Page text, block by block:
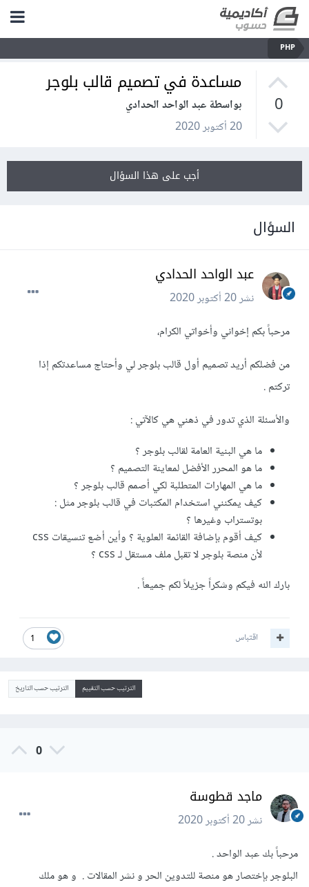
PHP
0
مساعدة في تصميم قالب بلوجر
بواسطة عبد الواحد الحدادي
20 أكتوبر 2020
أجب على هذا السؤال
السؤال
عبد الواحد الحدادي
نشر20 أكتوبر 2020
مرحباً بكم إخواني وأخواتي الكرام،
من فضلكم أريد تصميم أول قالب بلوجر لي وأحتاج مساعدتكم إذا
تركتم .
والأسئلة الذي تدور في ذهني هي كالآتي :
ما هي البنية العامة لقالب بلوجر ؟
ما هو المحرر الأفضل لمعاينة التصميم ؟
ما هي المهارات المتطلبة لكي أصمم قالب بلوجر ؟
كيف يمكنني استخدام المكتبات في قالب بلوجر مثل :
بوتستراب وغيرها ؟
كيف أقوم بإضافة القائمة العلوية ؟ وأين أضع تنسيقات css
لأن منصة بلوجر لا تقبل ملف مستقل لـ css ؟
بارك الله فيكم وشكراً جزيلاً لكم جميعاً .
1 اقتباس
الترتيب حسب التقييم الترتيب حسب التاريخ
0
ماجد قطوسة
نشر20 أكتوبر 2020
مرحباً بك عبد الواحد .
البلوجر بإختصار هو منصة للتدوين الحر و نشر المقالات . و هو ملك